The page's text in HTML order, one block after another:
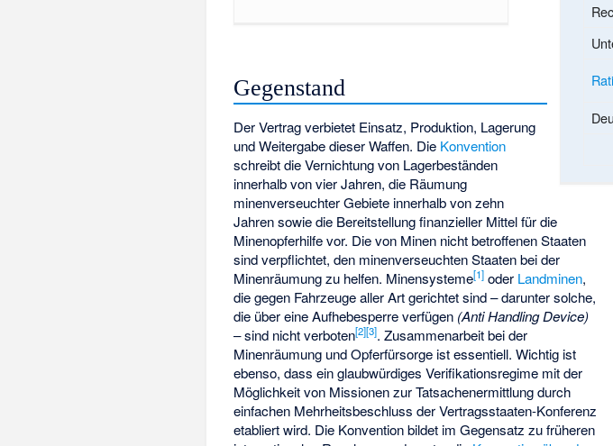
Gegenstand
Der Vertrag verbietet Einsatz, Produktion, Lagerung
und Weitergabe dieser Waffen. Die Konvention
schreibt die Vernichtung von Lagerbeständen
innerhalb von vier Jahren, die Räumung
minenverseuchter Gebiete innerhalb von zehn
Jahren sowie die Bereitstellung finanzieller Mittel für die
Minenopferhilfe vor. Die von Minen nicht betroffenen Staaten
sind verpflichtet, den minenverseuchten Staaten bei der
Minenräumung zu helfen. Minensysteme[1] oder Landminen,
die gegen Fahrzeuge aller Art gerichtet sind – darunter solche,
die über eine Aufhebesperre verfügen (Anti Handling Device)
– sind nicht verboten[2][3]. Zusammenarbeit bei der
Minenräumung und Opferfürsorge ist essentiell. Wichtig ist
ebenso, dass ein glaubwürdiges Verifikationsregime mit der
Möglichkeit von Missionen zur Tatsachenermittlung durch
einfachen Mehrheitsbeschluss der Vertragsstaaten-Konferenz
etabliert wird. Die Konvention bildet im Gegensatz zu früheren